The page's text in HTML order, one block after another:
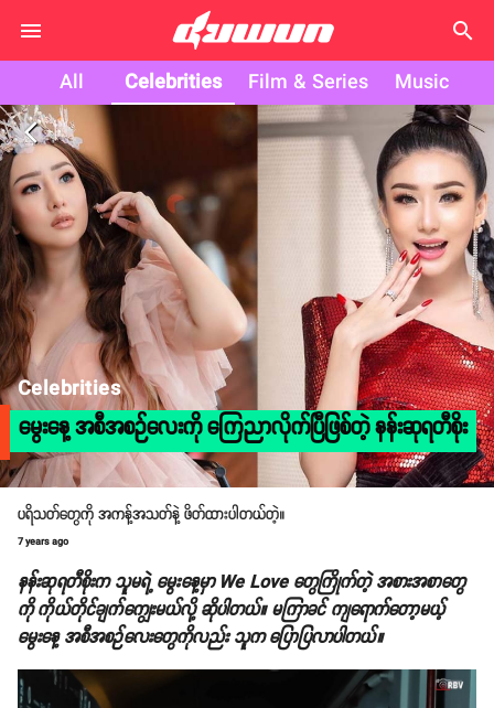
search
All Celebrities Film & Series Music
arrow_back_ios
Celebrities
မွေးနေ့ အစီအစဉ်လေးကို ကြေညာလိုက်ပြီဖြစ်တဲ့ နန်းဆုရတီစိုး
ပရိသတ်တွေကို အကန့်အသတ်နဲ့ ဖိတ်ထားပါတယ်တဲ့။
7 years ago
နန်းဆုရတီစိုးက သူမရဲ့ မွေးနေ့မှာ We Love တွေကြိုက်တဲ့ အစားအစာတွေ
ကို ကိုယ်တိုင်ချက်ကျွေးမယ်လို့ ဆိုပါတယ်။ မကြာခင် ကျရောက်တော့မယ့်
မွေးနေ့ အစီအစဉ်လေးတွေကိုလည်း သူက ပြောပြလာပါတယ်။